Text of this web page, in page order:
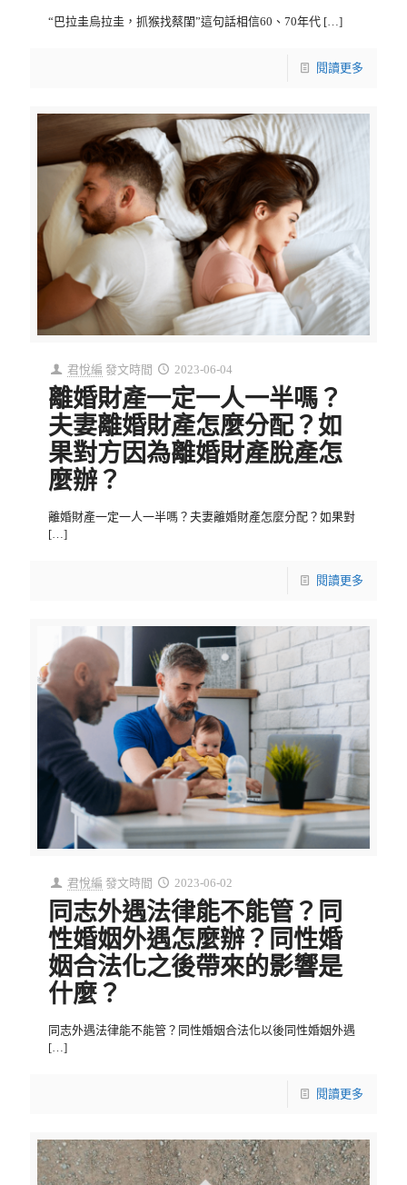
“巴拉圭烏拉圭，抓猴找蔡閨”這句話相信60、70年代 […]
閱讀更多
君悅編 發文時間 2023-06-04
離婚財產一定一人一半嗎？
夫妻離婚財產怎麼分配？如
果對方因為離婚財產脫產怎
麼辦？
離婚財產一定一人一半嗎？夫妻離婚財產怎麼分配？如果對
[…]
閱讀更多
君悅編 發文時間 2023-06-02
同志外遇法律能不能管？同
性婚姻外遇怎麼辦？同性婚
姻合法化之後帶來的影響是
什麼？
同志外遇法律能不能管？同性婚姻合法化以後同性婚姻外遇
[…]
閱讀更多